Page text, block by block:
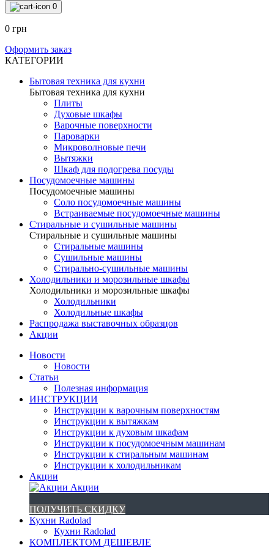
0
0 грн
Оформить заказ
КАТЕГОРИИ
Бытовая техника для кухни
Бытовая техника для кухни
Плиты
Духовые шкафы
Варочные поверхности
Пароварки
Микроволновые печи
Вытяжки
Шкаф для подогрева посуды
Посудомоечные машины
Посудомоечные машины
Соло посудомоечные машины
Встраиваемые посудомоечные машины
Стиральные и сушильные машины
Стиральные и сушильные машины
Стиральные машины
Сушильные машины
Стирально-сушильные машины
Холодильники и морозильные шкафы
Холодильники и морозильные шкафы
Холодильники
Холодильные шкафы
Распродажа выставочных образцов
Акции
Новости
Новости
Статьи
Полезная информация
ИНСТРУКЦИИ
Инструкции к варочным поверхностям
Инструкции к вытяжкам
Инструкции к духовым шкафам
Инструкции к посудомоечным машинам
Инструкции к стиральным машинам
Инструкции к холодильникам
Акции
Акции
ПОЛУЧИТЬ СКИДКУ
Кухни Radolad
Кухни Radolad
КОМПЛЕКТОМ ДЕШЕВЛЕ